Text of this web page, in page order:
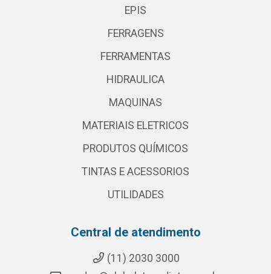
EPIS
FERRAGENS
FERRAMENTAS
HIDRAULICA
MAQUINAS
MATERIAIS ELETRICOS
PRODUTOS QUÍMICOS
TINTAS E ACESSORIOS
UTILIDADES
Central de atendimento
(11) 2030 3000